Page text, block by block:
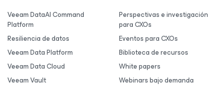
Veeam DataAI Command
Platform
Resiliencia de datos
Veeam Data Platform
Veeam Data Cloud
Veeam Vault
Perspectivas e investigación
para CXOs
Eventos para CXOs
Biblioteca de recursos
White papers
Webinars bajo demanda